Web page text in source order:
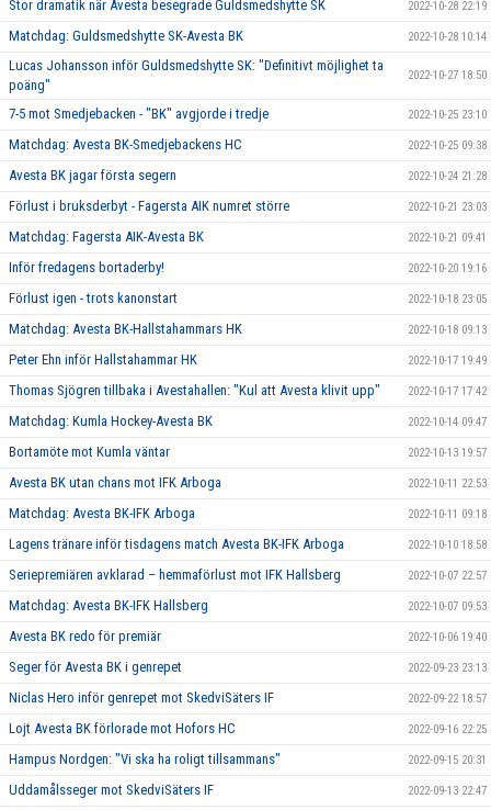
Stor dramatik när Avesta besegrade Guldsmedshytte SK 2022-10-28 22:19
Matchdag: Guldsmedshytte SK-Avesta BK 2022-10-28 10:14
Lucas Johansson inför Guldsmedshytte SK: "Definitivt möjlighet ta
poäng"
2022-10-27 18:50
7-5 mot Smedjebacken - "BK" avgjorde i tredje 2022-10-25 23:10
Matchdag: Avesta BK-Smedjebackens HC 2022-10-25 09:38
Avesta BK jagar första segern 2022-10-24 21:28
Förlust i bruksderbyt - Fagersta AIK numret större 2022-10-21 23:03
Matchdag: Fagersta AIK-Avesta BK 2022-10-21 09:41
Inför fredagens bortaderby! 2022-10-20 19:16
Förlust igen - trots kanonstart 2022-10-18 23:05
Matchdag: Avesta BK-Hallstahammars HK 2022-10-18 09:13
Peter Ehn inför Hallstahammar HK 2022-10-17 19:49
Thomas Sjögren tillbaka i Avestahallen: "Kul att Avesta klivit upp" 2022-10-17 17:42
Matchdag: Kumla Hockey-Avesta BK 2022-10-14 09:47
Bortamöte mot Kumla väntar 2022-10-13 19:57
Avesta BK utan chans mot IFK Arboga 2022-10-11 22:53
Matchdag: Avesta BK-IFK Arboga 2022-10-11 09:18
Lagens tränare inför tisdagens match Avesta BK-IFK Arboga 2022-10-10 18:58
Seriepremiären avklarad – hemmaförlust mot IFK Hallsberg 2022-10-07 22:57
Matchdag: Avesta BK-IFK Hallsberg 2022-10-07 09:53
Avesta BK redo för premiär 2022-10-06 19:40
Seger för Avesta BK i genrepet 2022-09-23 23:13
Niclas Hero inför genrepet mot SkedviSäters IF 2022-09-22 18:57
Lojt Avesta BK förlorade mot Hofors HC 2022-09-16 22:25
Hampus Nordgen: "Vi ska ha roligt tillsammans" 2022-09-15 20:31
Uddamålsseger mot SkedviSäters IF 2022-09-13 22:47